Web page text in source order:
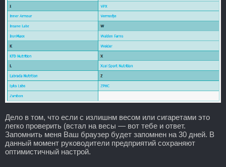
Дело в том, что если с излишнм весом или сигаретами это
легко проверить (встал на весы — вот тебе и ответ.
Запомнить меня Ваш браузер будет запомнен на 30 дней. В
данный момент руководители предприятий сохраняют
оптимистичный настрой.